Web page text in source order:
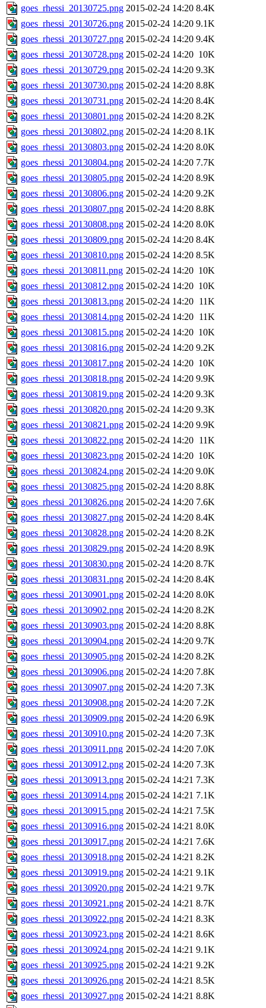
goes_rhessi_20130725.png 2015-02-24 14:20 8.4K
goes_rhessi_20130726.png 2015-02-24 14:20 9.1K
goes_rhessi_20130727.png 2015-02-24 14:20 9.4K
goes_rhessi_20130728.png 2015-02-24 14:20 10K
goes_rhessi_20130729.png 2015-02-24 14:20 9.3K
goes_rhessi_20130730.png 2015-02-24 14:20 8.8K
goes_rhessi_20130731.png 2015-02-24 14:20 8.4K
goes_rhessi_20130801.png 2015-02-24 14:20 8.2K
goes_rhessi_20130802.png 2015-02-24 14:20 8.1K
goes_rhessi_20130803.png 2015-02-24 14:20 8.0K
goes_rhessi_20130804.png 2015-02-24 14:20 7.7K
goes_rhessi_20130805.png 2015-02-24 14:20 8.9K
goes_rhessi_20130806.png 2015-02-24 14:20 9.2K
goes_rhessi_20130807.png 2015-02-24 14:20 8.8K
goes_rhessi_20130808.png 2015-02-24 14:20 8.0K
goes_rhessi_20130809.png 2015-02-24 14:20 8.4K
goes_rhessi_20130810.png 2015-02-24 14:20 8.5K
goes_rhessi_20130811.png 2015-02-24 14:20 10K
goes_rhessi_20130812.png 2015-02-24 14:20 10K
goes_rhessi_20130813.png 2015-02-24 14:20 11K
goes_rhessi_20130814.png 2015-02-24 14:20 11K
goes_rhessi_20130815.png 2015-02-24 14:20 10K
goes_rhessi_20130816.png 2015-02-24 14:20 9.2K
goes_rhessi_20130817.png 2015-02-24 14:20 10K
goes_rhessi_20130818.png 2015-02-24 14:20 9.9K
goes_rhessi_20130819.png 2015-02-24 14:20 9.3K
goes_rhessi_20130820.png 2015-02-24 14:20 9.3K
goes_rhessi_20130821.png 2015-02-24 14:20 9.9K
goes_rhessi_20130822.png 2015-02-24 14:20 11K
goes_rhessi_20130823.png 2015-02-24 14:20 10K
goes_rhessi_20130824.png 2015-02-24 14:20 9.0K
goes_rhessi_20130825.png 2015-02-24 14:20 8.8K
goes_rhessi_20130826.png 2015-02-24 14:20 7.6K
goes_rhessi_20130827.png 2015-02-24 14:20 8.4K
goes_rhessi_20130828.png 2015-02-24 14:20 8.2K
goes_rhessi_20130829.png 2015-02-24 14:20 8.9K
goes_rhessi_20130830.png 2015-02-24 14:20 8.7K
goes_rhessi_20130831.png 2015-02-24 14:20 8.4K
goes_rhessi_20130901.png 2015-02-24 14:20 8.0K
goes_rhessi_20130902.png 2015-02-24 14:20 8.2K
goes_rhessi_20130903.png 2015-02-24 14:20 8.8K
goes_rhessi_20130904.png 2015-02-24 14:20 9.7K
goes_rhessi_20130905.png 2015-02-24 14:20 8.2K
goes_rhessi_20130906.png 2015-02-24 14:20 7.8K
goes_rhessi_20130907.png 2015-02-24 14:20 7.3K
goes_rhessi_20130908.png 2015-02-24 14:20 7.2K
goes_rhessi_20130909.png 2015-02-24 14:20 6.9K
goes_rhessi_20130910.png 2015-02-24 14:20 7.3K
goes_rhessi_20130911.png 2015-02-24 14:20 7.0K
goes_rhessi_20130912.png 2015-02-24 14:20 7.3K
goes_rhessi_20130913.png 2015-02-24 14:21 7.3K
goes_rhessi_20130914.png 2015-02-24 14:21 7.1K
goes_rhessi_20130915.png 2015-02-24 14:21 7.5K
goes_rhessi_20130916.png 2015-02-24 14:21 8.0K
goes_rhessi_20130917.png 2015-02-24 14:21 7.6K
goes_rhessi_20130918.png 2015-02-24 14:21 8.2K
goes_rhessi_20130919.png 2015-02-24 14:21 9.1K
goes_rhessi_20130920.png 2015-02-24 14:21 9.7K
goes_rhessi_20130921.png 2015-02-24 14:21 8.7K
goes_rhessi_20130922.png 2015-02-24 14:21 8.3K
goes_rhessi_20130923.png 2015-02-24 14:21 8.6K
goes_rhessi_20130924.png 2015-02-24 14:21 9.1K
goes_rhessi_20130925.png 2015-02-24 14:21 9.2K
goes_rhessi_20130926.png 2015-02-24 14:21 8.5K
goes_rhessi_20130927.png 2015-02-24 14:21 8.8K